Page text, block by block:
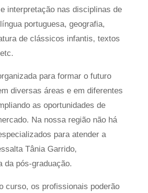
interpretação nas disciplinas de
portuguesa, geografia,
de clássicos infantis, textos
para formar o futuro
diversas áreas e em diferentes
as oportunidades de
Na nossa região não há
para atender a
Tânia Garrido,
da pós-graduação.
curso, os profissionais poderão